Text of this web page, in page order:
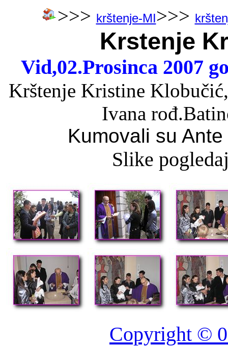
>>> krštenje-MI>>>
Krstenje
Vid,02.Prosinca 2007
Krštenje Kristine
Ivana
Kumovali su
Slike
Copyright ©